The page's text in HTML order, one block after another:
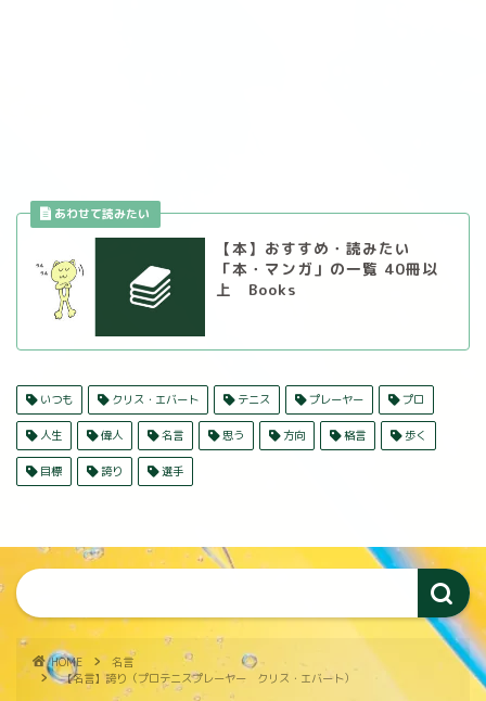
【本】おすすめ・読みたい
「本・マンガ」の一覧 40冊以
上 Books
いつも クリス・エバート テニス プレーヤー プロ
人生 偉人 名言 思う 方向 格言 歩く
目標 誇り 選手
HOME
名言
【名言】誇り（プロテニスプレーヤー クリス・エバート）